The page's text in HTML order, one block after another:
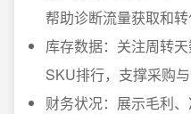
帮助诊断流量获取和转
库存数据：关注周转
SKU排行，支撑采购与
财务状况：展示毛利